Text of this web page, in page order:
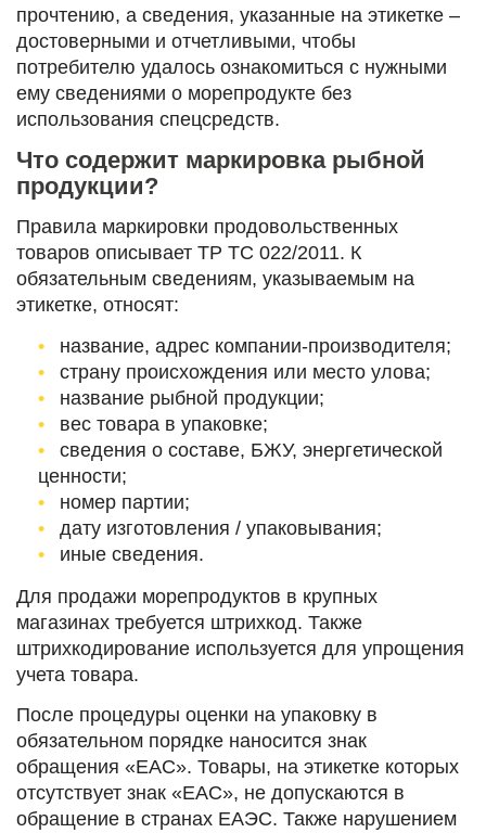
прочтению, а сведения, указанные на этикетке –
достоверными и отчетливыми, чтобы
потребителю удалось ознакомиться с нужными
ему сведениями о морепродукте без
использования спецсредств.
Что содержит маркировка рыбной
продукции?
Правила маркировки продовольственных
товаров описывает ТР ТС 022/2011. К
обязательным сведениям, указываемым на
этикетке, относят:
название, адрес компании-производителя;
страну происхождения или место улова;
название рыбной продукции;
вес товара в упаковке;
сведения о составе, БЖУ, энергетической
ценности;
номер партии;
дату изготовления / упаковывания;
иные сведения.
Для продажи морепродуктов в крупных
магазинах требуется штрихкод. Также
штрихкодирование используется для упрощения
учета товара.
После процедуры оценки на упаковку в
обязательном порядке наносится знак
обращения «ЕАС». Товары, на этикетке которых
отсутствует знак «ЕАС», не допускаются в
обращение в странах ЕАЭС. Также нарушением